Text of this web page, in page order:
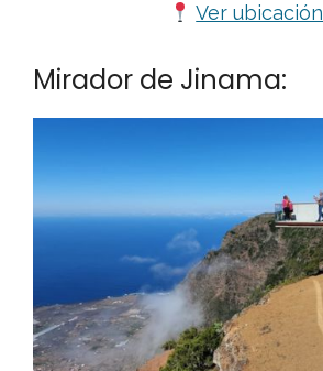
Ver ubicación
Mirador de Jinama: